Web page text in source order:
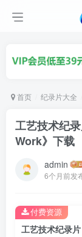
首页 纪录片大全
工艺技术纪
Work》下载
admin
6个月前发
付费资源